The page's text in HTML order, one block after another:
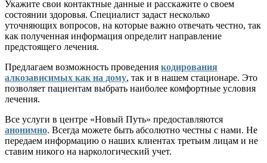
Укажите свои контактные данные и расскажите о своем
состоянии здоровья. Специалист задаст несколько
уточняющих вопросов, на которые важно отвечать честно, так
как полученная информация определит направление
предстоящего лечения.
Предлагаем возможность проведения кодирования
алкозависимых как на дому, так и в нашем стационаре. Это
позволяет пациентам выбрать наиболее комфортные условия
лечения.
Все услуги в центре «Новый Путь» предоставляются
анонимно. Всегда можете быть абсолютно честны с нами. Не
передаем информацию о наших клиентах третьим лицам и не
ставим никого на наркологический учет.